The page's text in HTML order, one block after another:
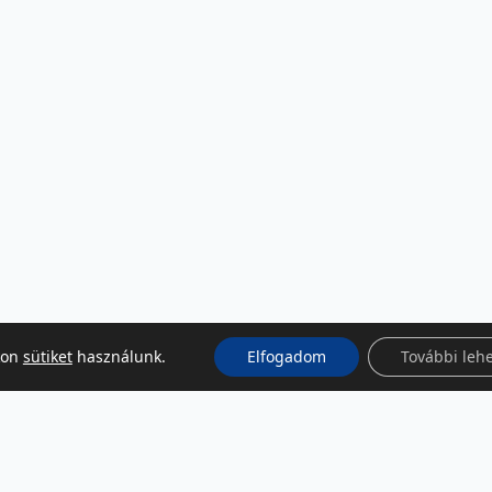
sütikethasználunk. Elfogadom További